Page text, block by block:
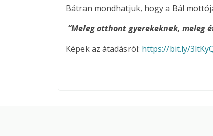
Bátran mondhatjuk, hogy a Bál
“Meleg otthont gyerekeknek, meleg
Képek az átadásról: https://bit.ly/